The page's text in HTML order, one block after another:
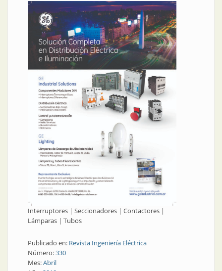
Interruptores | Seccionadores | Contactores |
Lámparas | Tubos
Publicado en: Revista Ingeniería Eléctrica
Número:330
Mes:Abril